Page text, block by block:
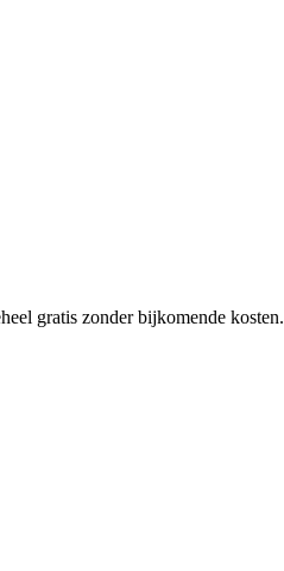
gratis zonder bijkomende kosten.